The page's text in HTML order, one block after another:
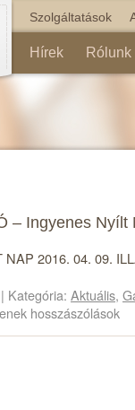
Szolgáltatások
Hírek Rólunk
– Ingyenes Nyílt
NAP 2016. 04. 09.
Kategória: Aktuális,
hosszászólások